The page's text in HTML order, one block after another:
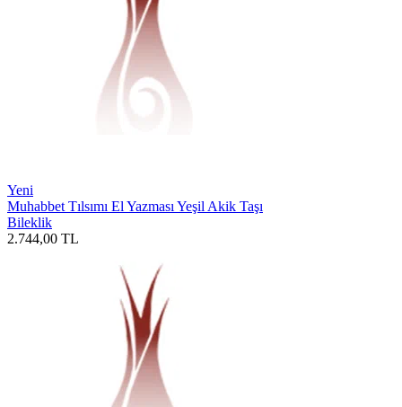
Yeni
Muhabbet Tılsımı El Yazması Yeşil Akik Taşı
Bileklik
2.744,00 TL